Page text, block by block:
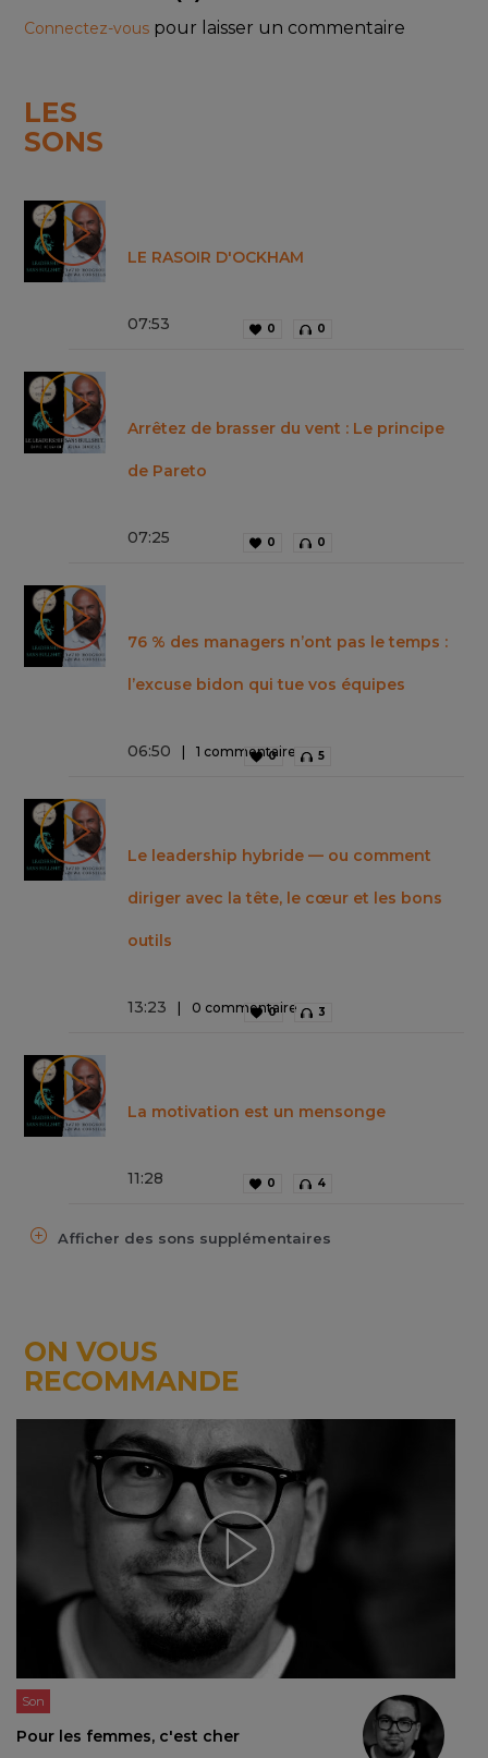
Connectez-vous pour laisser un commentaire
LES
SONS
LE RASOIR D'OCKHAM
07:53 0 0
Arrêtez de brasser du vent : Le principe
de Pareto
07:25 0 0
76 % des managers n’ont pas le temps :
l’excuse bidon qui tue vos équipes
06:50 1 commentaire
0 5
Le leadership hybride — ou comment
diriger avec la tête, le cœur et les bons
outils
13:23 0 commentaire
0 3
La motivation est un mensonge
11:28 0 4
Afficher des sons supplémentaires
ON VOUS
RECOMMANDE
Son
Pour les femmes, c'est cher